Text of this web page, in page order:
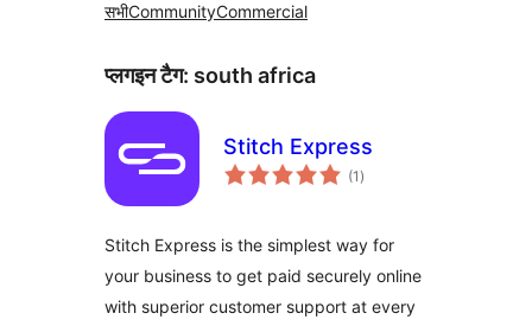
सभीCommunityCommercial
प्लगइन टैग: south africa
Stitch Express
(1 कुल
दर)
Stitch Express is the simplest way for
your business to get paid securely online
with superior customer support at every